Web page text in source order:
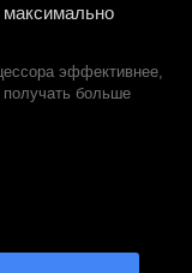
эффективнее,
получать больше